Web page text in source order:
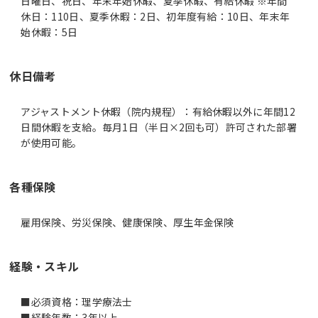
休日：110日、夏季休暇：2日、初年度有給：10日、年末年
始休暇：5日
休日備考
アジャストメント休暇（院内規程）：有給休暇以外に年間12
日間休暇を支給。毎月1日（半日×2回も可）許可された部署
が使用可能。
各種保険
雇用保険、労災保険、健康保険、厚生年金保険
経験・スキル
■必須資格：理学療法士